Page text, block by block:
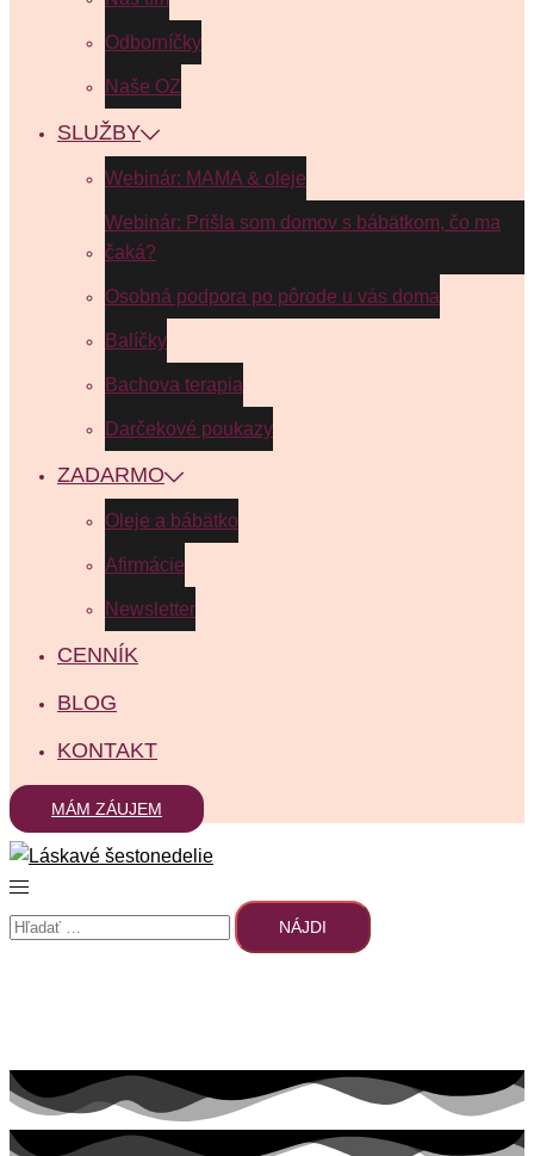
Odborníčky
Naše OZ
SLUŽBY
Webinár: MAMA & oleje
Webinár: Prišla som domov s bábätkom, čo ma
čaká?
Osobná podpora po pôrode u vás doma
Balíčky
Bachova terapia
Darčekové poukazy
ZADARMO
Oleje a bábätko
Afirmácie
Newsletter
CENNÍK
BLOG
KONTAKT
MÁM ZÁUJEM